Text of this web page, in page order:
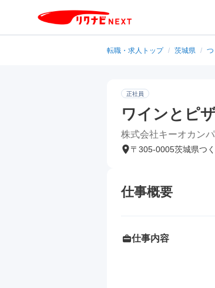
転職・求人トップ / 茨城県 /
正社員
ワインとピ
株式会社キーオカン
〒305-0005茨城県つ
仕事概要
仕事内容